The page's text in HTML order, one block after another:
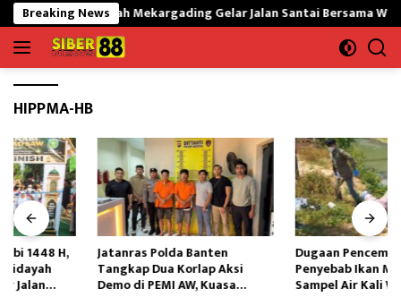
Langsung
ke
konten
Breaking News
Hidayah Mekargading Gelar Jalan Santai Bersama Warga dan
HIPPMA-HB
Jatanras Polda Banten
Tangkap Dua Korlap Aksi
Demo di PEMI AW, Kuasa
Dugaan Pencemaran
Penyebab Ikan Mati,DLH Ambil
Sampel Air Kali Way Ratai